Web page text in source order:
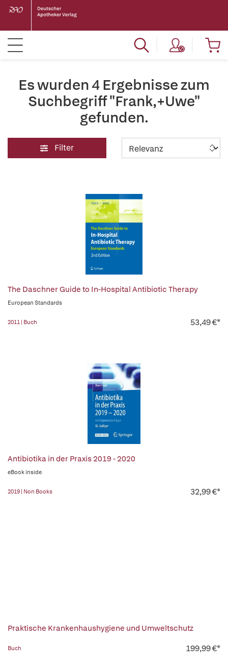
Es wurden 4 Ergebnisse zum
Suchbegriff "Frank,+Uwe"
gefunden.
Filter
The Daschner Guide to In-Hospital Antibiotic Therapy
European Standards
2011 | Buch 53,49 €*
Antibiotika in der Praxis 2019 - 2020
eBook inside
2019 | Non Books 32,99 €*
Praktische Krankenhaushygiene und Umweltschutz
Buch 199,99 €*